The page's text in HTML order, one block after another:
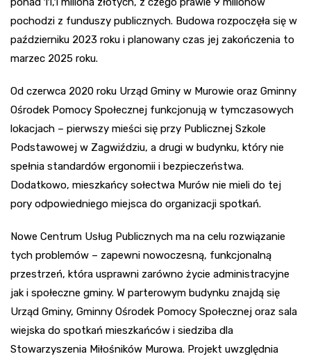
pochodzi z funduszy publicznych. Budowa rozpoczęła się w
październiku 2023 roku i planowany czas jej zakończenia to
marzec 2025 roku.
Od czerwca 2020 roku Urząd Gminy w Murowie oraz Gminny
Ośrodek Pomocy Społecznej funkcjonują w tymczasowych
lokacjach – pierwszy mieści się przy Publicznej Szkole
Podstawowej w Zagwiździu, a drugi w budynku, który nie
spełnia standardów ergonomii i bezpieczeństwa.
Dodatkowo, mieszkańcy sołectwa Murów nie mieli do tej
pory odpowiedniego miejsca do organizacji spotkań.
Nowe Centrum Usług Publicznych ma na celu rozwiązanie
tych problemów – zapewni nowoczesną, funkcjonalną
przestrzeń, która usprawni zarówno życie administracyjne
jak i społeczne gminy. W parterowym budynku znajdą się
Urząd Gminy, Gminny Ośrodek Pomocy Społecznej oraz sala
wiejska do spotkań mieszkańców i siedziba dla
Stowarzyszenia Miłośników Murowa. Projekt uwzględnia